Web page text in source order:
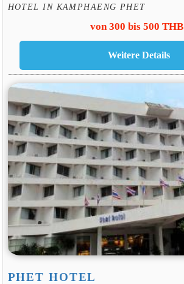
HOTEL IN KAMPHAENG PHET
von 300 bis 500 THB
PHET HOTEL